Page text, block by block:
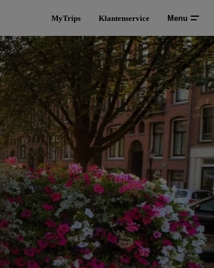
MyTrips Klantenservice Menu